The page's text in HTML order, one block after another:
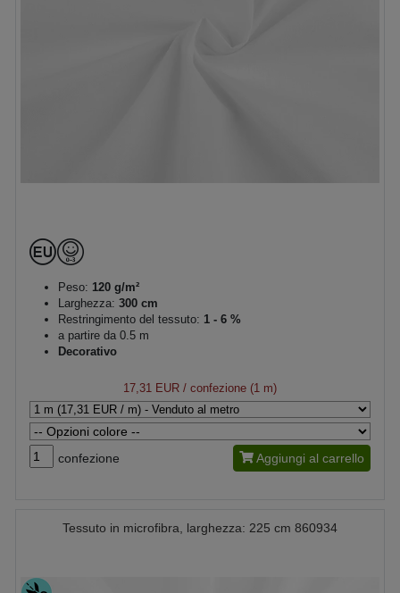
Peso: 120 g/m²
Larghezza: 300 cm
Restringimento del tessuto: 1 - 6 %
a partire da 0.5 m
Decorativo
17,31 EUR / confezione (1 m)
confezione Aggiungi al carrello
Tessuto in microfibra, larghezza: 225 cm 860934